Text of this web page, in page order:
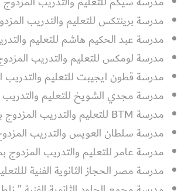
مدرسة برينتكس للتعليم والتدريب
مدرسة عبد الحكيم هاشم للتعليم
مدرسة لومكس للتعليم والتدريب
مدرسة قطون ايجيبت للتعليم والتدريب
مدرسة مجدي الشويخ للتعليم
مدرسة BTM للتعليم والتدريب المزدوج بمدنية العاشر من رمضان
مدرسة سلطان العويس والتدريب
مدرسة عامر للتعليم والتدريب المزدوج
مدرسة مصر الحجاز الثانوية الفنية